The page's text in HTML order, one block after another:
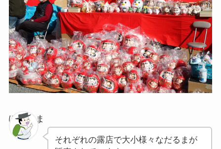
ぽちゃま
それぞれの露店で大小様々なだるまが